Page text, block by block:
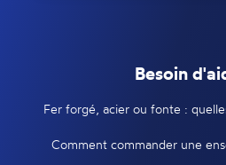
Besoin
Fer forgé, acier ou fonte :
Comment commander une